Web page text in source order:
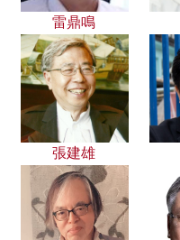
雷鼎鳴
張建雄